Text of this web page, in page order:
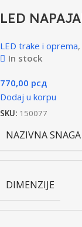
LED
LED trake i oprema,
In stock
770,00 рсд
Dodaj u korpu
SKU: 150077
NAZIVNA SNAGA
DIMENZIJE